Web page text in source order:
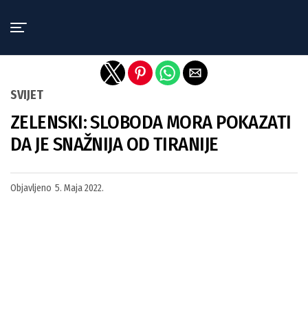
SVIJET
ZELENSKI: SLOBODA MORA POKAZATI
DA JE SNAŽNIJA OD TIRANIJE
Objavljeno 5. Maja 2022.